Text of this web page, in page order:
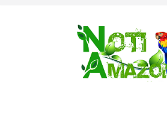
Saltar
Sentencian a 34
implicados en caso
oriunda de Tena
Vozinha, el arquero
cabo Verde, ya
incorporarse a Colo
Pastaza: la